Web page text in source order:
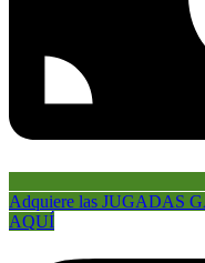
Adquiere las JUGADAS
AQUÍ